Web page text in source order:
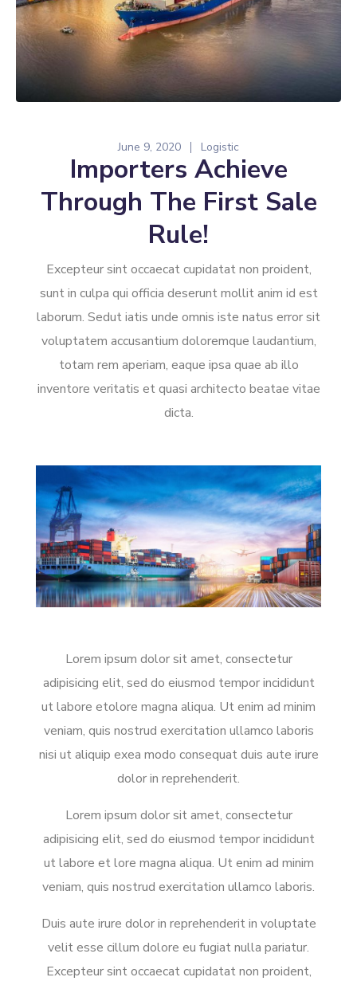
June 9, 2020 Logistic
Importers Achieve
Through The First Sale
Rule!
Excepteur sint occaecat cupidatat non proident,
sunt in culpa qui officia deserunt mollit anim id est
laborum. Sedut iatis unde omnis iste natus error sit
voluptatem accusantium doloremque laudantium,
totam rem aperiam, eaque ipsa quae ab illo
inventore veritatis et quasi architecto beatae vitae
dicta.
Lorem ipsum dolor sit amet, consectetur
adipisicing elit, sed do eiusmod tempor incididunt
ut labore etolore magna aliqua. Ut enim ad minim
veniam, quis nostrud exercitation ullamco laboris
nisi ut aliquip exea modo consequat duis aute irure
dolor in reprehenderit.
Lorem ipsum dolor sit amet, consectetur
adipisicing elit, sed do eiusmod tempor incididunt
ut labore et lore magna aliqua. Ut enim ad minim
veniam, quis nostrud exercitation ullamco laboris.
Duis aute irure dolor in reprehenderit in voluptate
velit esse cillum dolore eu fugiat nulla pariatur.
Excepteur sint occaecat cupidatat non proident,